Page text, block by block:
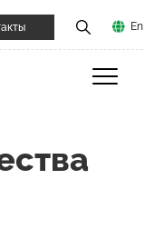
En